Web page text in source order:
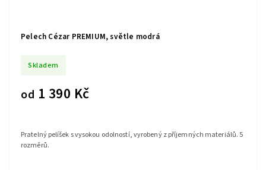
Pelech Cézar PREMIUM, světle modrá
Skladem
od 1 390 Kč
Pratelný pelíšek s vysokou odolností, vyrobený z příjemných materiálů. 5
rozměrů.